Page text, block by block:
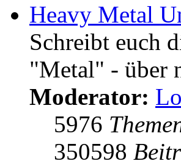
Heavy Metal
Schreibt euch
"Metal" - über
Moderator:
5976
350598